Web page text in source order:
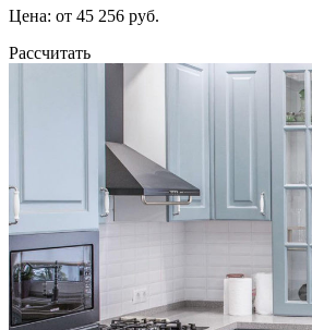
Цена: от 45 256 руб.
Рассчитать